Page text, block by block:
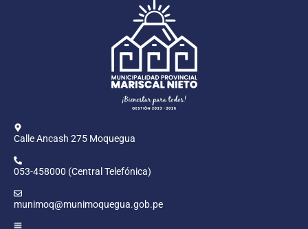
Calle Ancash 275 Moquegua
053-458000 (Central Telefónica)
munimoq@munimoquegua.gob.pe